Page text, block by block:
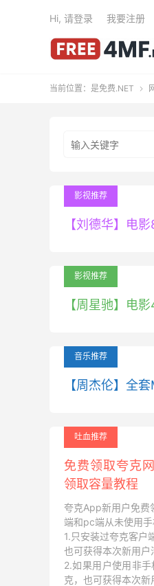
Hi, 请登录 我要注册
当前位置： 是免费.NET 
影视推荐
【刘德华】电
影视推荐
【周星驰】电
音乐推荐
【周杰伦】全
吐血推荐
免费领取夸克
领取容量教程
夸克App新用户免费
端和pc端从未使用手
1.只安装过夸克客户
也可获得本次新用户
2.如果用户使用非
克，也可获得本次新